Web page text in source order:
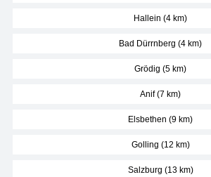
Hallein (4 km)
Bad Dürrnberg (4 km)
Grödig (5 km)
Anif (7 km)
Elsbethen (9 km)
Golling (12 km)
Salzburg (13 km)